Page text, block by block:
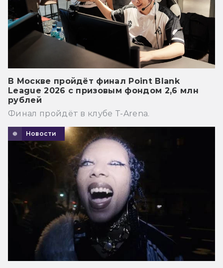
В Москве пройдёт финал Point Blank
League 2026 с призовым фондом 2,6 млн
рублей
Финал пройдёт в клубе T-Arena.
Новости